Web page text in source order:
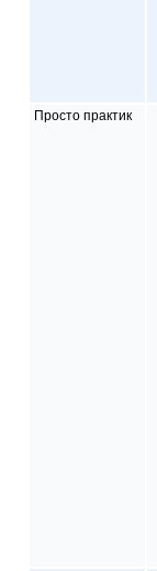
Просто практик